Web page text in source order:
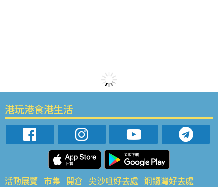
港玩港食港生活
活動展覽 市集 開倉 尖沙咀好去處 銅鑼灣好去處